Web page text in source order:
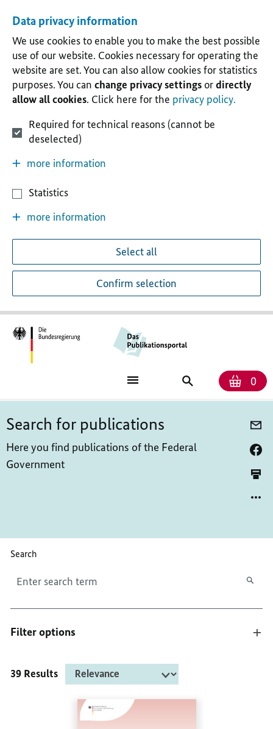
Data privacy information
We use cookies to enable you to make the best possible
use of our website. Cookies necessary for operating the
website are set. You can also allow cookies for statistics
purposes. You can change privacy settingsordirectly
allow all cookies. Click here for the privacy policy.
Required for technical reasons (cannot be
deselected)
more information
Statistics
more information
Select all
Confirm selection
Search
publications
0
Search for publications
Here you find publications of the Federal
Government
Search
Filter options
39 Results